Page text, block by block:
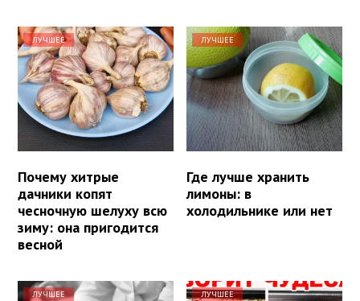
ЛУЧШЕЕ
Почему хитрые
дачники копят
чесночную шелуху всю
зиму: она пригодится
весной
ЛУЧШЕЕ
Где лучше хранить
лимоны: в
холодильнике или нет
ЛУЧШЕЕ ЛУЧШЕЕ